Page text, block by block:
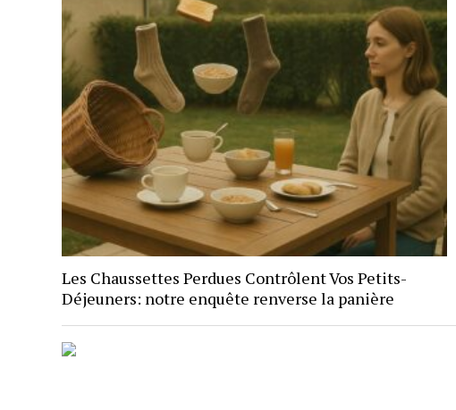
Les Chaussettes Perdues Contrôlent Vos Petits-
Déjeuners: notre enquête renverse la panière